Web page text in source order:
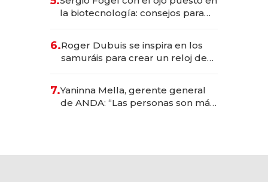
la biotecnología: consejos para
6.Roger Dubuis se inspira en los
samuráis para crear un reloj de
7.Yaninna Mella, gerente general
de ANDA: “Las personas son más